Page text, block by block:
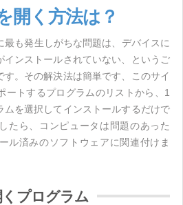
開く方法は？
最も発生しがちな問題は、デバイスに
インストールされていない、というご
す。その解決法は簡単です、このサイ
ートするプログラムのリストから、1
ムを選択してインストールするだけで
たら、コンピュータは問題のあった
ル済みのソフトウェアに関連付けま
プログラム